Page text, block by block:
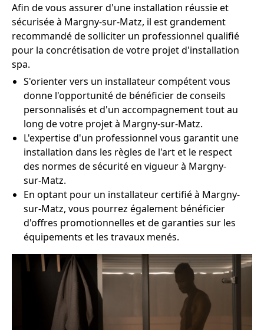
Afin de vous assurer d'une installation réussie et
sécurisée à Margny-sur-Matz, il est grandement
recommandé de solliciter un professionnel qualifié
pour la concrétisation de votre projet d'installation
spa.
S'orienter vers un installateur compétent vous
donne l'opportunité de bénéficier de conseils
personnalisés et d'un accompagnement tout au
long de votre projet à Margny-sur-Matz.
L'expertise d'un professionnel vous garantit une
installation dans les règles de l'art et le respect
des normes de sécurité en vigueur à Margny-
sur-Matz.
En optant pour un installateur certifié à Margny-
sur-Matz, vous pourrez également bénéficier
d'offres promotionnelles et de garanties sur les
équipements et les travaux menés.